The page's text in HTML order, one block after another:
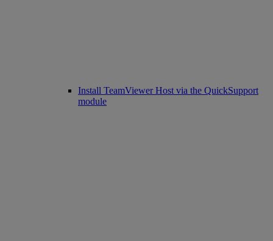
Install TeamViewer Host via the QuickSupport
module